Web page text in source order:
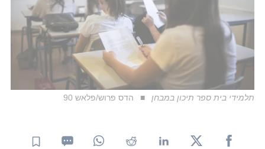
תלמידי בית ספר תיכון במבחן הדס פרוש/פלאש 90